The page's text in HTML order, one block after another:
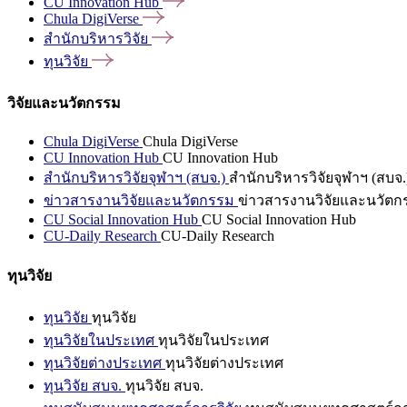
Chula DigiVerse
สำนักบริหารวิจัย
ทุนวิจัย
วิจัยและนวัตกรรม
Chula DigiVerse Chula DigiVerse
CU Innovation Hub CU Innovation Hub
สำนักบริหารวิจัยจุฬาฯ (สบจ.) สำนักบริหารวิจัยจุฬาฯ (สบจ
ข่าวสารงานวิจัยและนวัตกรรม ข่าวสารงานวิจัยและนวัตก
CU Social Innovation Hub CU Social Innovation Hub
CU-Daily Research CU-Daily Research
ทุนวิจัย
ทุนวิจัย ทุนวิจัย
ทุนวิจัยในประเทศ ทุนวิจัยในประเทศ
ทุนวิจัยต่างประเทศ ทุนวิจัยต่างประเทศ
ทุนวิจัย สบจ. ทุนวิจัย สบจ.